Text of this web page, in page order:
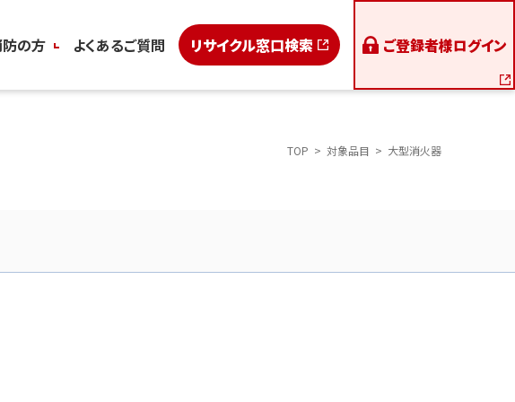
防の方 よくあるご質問 リサイクル窓口検索 ご登録者様ログイン
TOP 対象品目 大型消火器